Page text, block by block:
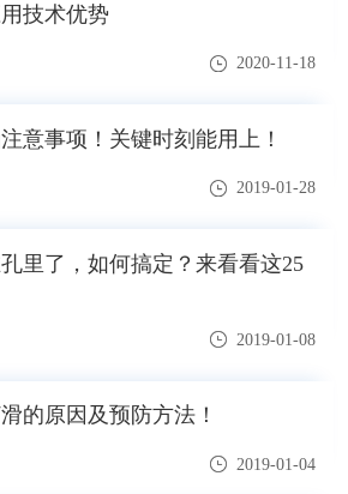
技术优势
2020-11-18
意事项！关键时刻能用上！
2019-01-28
里了，如何搞定？来看看这25
2019-01-08
的原因及预防方法！
2019-01-04